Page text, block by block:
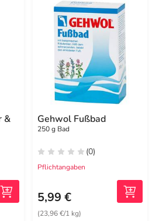
&
Gehwol Fußbad
250 g Bad
(0)
Pflichtangaben
5,99 €
(23,96 €/1 kg)